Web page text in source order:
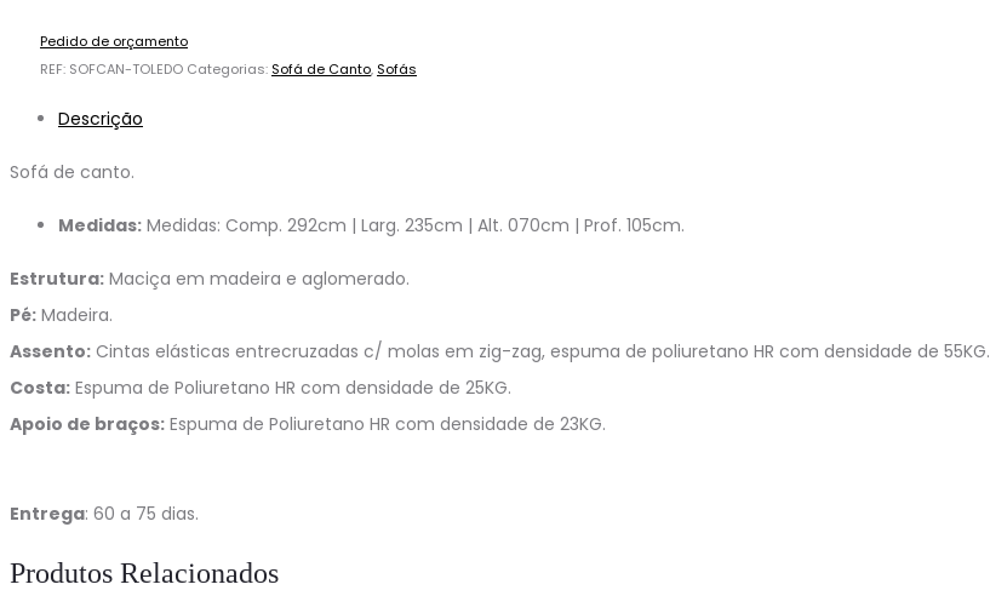
Pedido de orçamento
REF: SOFCAN-TOLEDO Categorias: Sofá de Canto, Sofás
Descrição
Sofá de canto.
Medidas: Medidas: Comp. 292cm | Larg. 235cm | Alt. 070cm | Prof. 105cm.
Estrutura: Maciça em madeira e aglomerado.
Pé: Madeira.
Assento: Cintas elásticas entrecruzadas c/ molas em zig-zag, espuma de poliuretano HR com densidade de 55KG.
Costa: Espuma de Poliuretano HR com densidade de 25KG.
Apoio de braços: Espuma de Poliuretano HR com densidade de 23KG.
Entrega: 60 a 75 dias.
Produtos Relacionados